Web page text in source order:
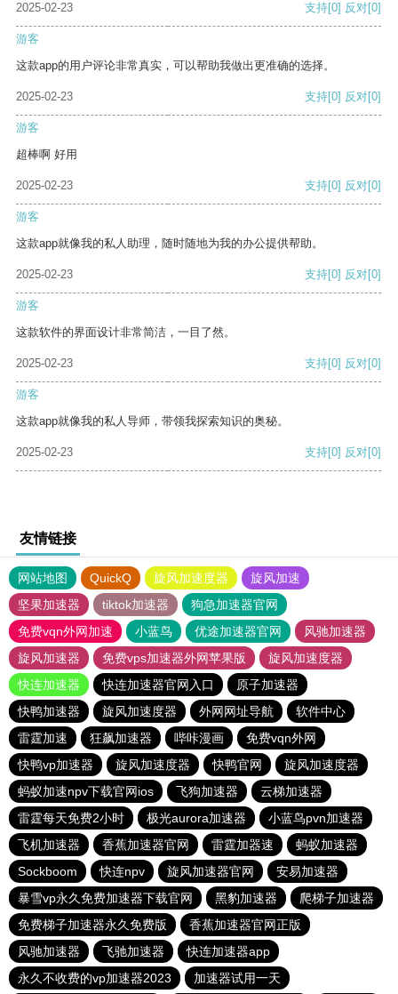
2025-02-23 支持[0] 反对[0]
游客
这款app的用户评论非常真实，可以帮助我做出更准确的选择。
2025-02-23 支持[0] 反对[0]
游客
超棒啊 好用
2025-02-23 支持[0] 反对[0]
游客
这款app就像我的私人助理，随时随地为我的办公提供帮助。
2025-02-23 支持[0] 反对[0]
游客
这款软件的界面设计非常简洁，一目了然。
2025-02-23 支持[0] 反对[0]
游客
这款app就像我的私人导师，带领我探索知识的奥秘。
2025-02-23 支持[0] 反对[0]
友情链接
网站地图 QuickQ 旋风加速度器
旋风加速
坚果加速器
tiktok加速器
狗急加速器官网
免费vqn外网加速
小蓝鸟 优途加速器官网
风驰加速器
旋风加速器
免费vps加速器外网苹果版
旋风加速度器
快连加速器
快连加速器官网入口
原子加速器
快鸭加速器
旋风加速度器 外网网址导航
软件中心
雷霆加速
狂飙加速器 哔咔漫画
免费vqn外网
快鸭vp加速器
旋风加速度器 快鸭官网
旋风加速度器
蚂蚁加速npv下载官网ios
飞狗加速器
云梯加速器
雷霆每天免费2小时
极光aurora加速器
小蓝鸟pvn加速器
飞机加速器
香蕉加速器官网 雷霆加器速
蚂蚁加速器
Sockboom
快连npv 旋风加速器官网
安易加速器
暴雪vp永久免费加速器下载官网
黑豹加速器
爬梯子加速器
免费梯子加速器永久免费版
香蕉加速器官网正版
风驰加速器
飞驰加速器
快连加速器app
永久不收费的vp加速器2023
加速器试用一天